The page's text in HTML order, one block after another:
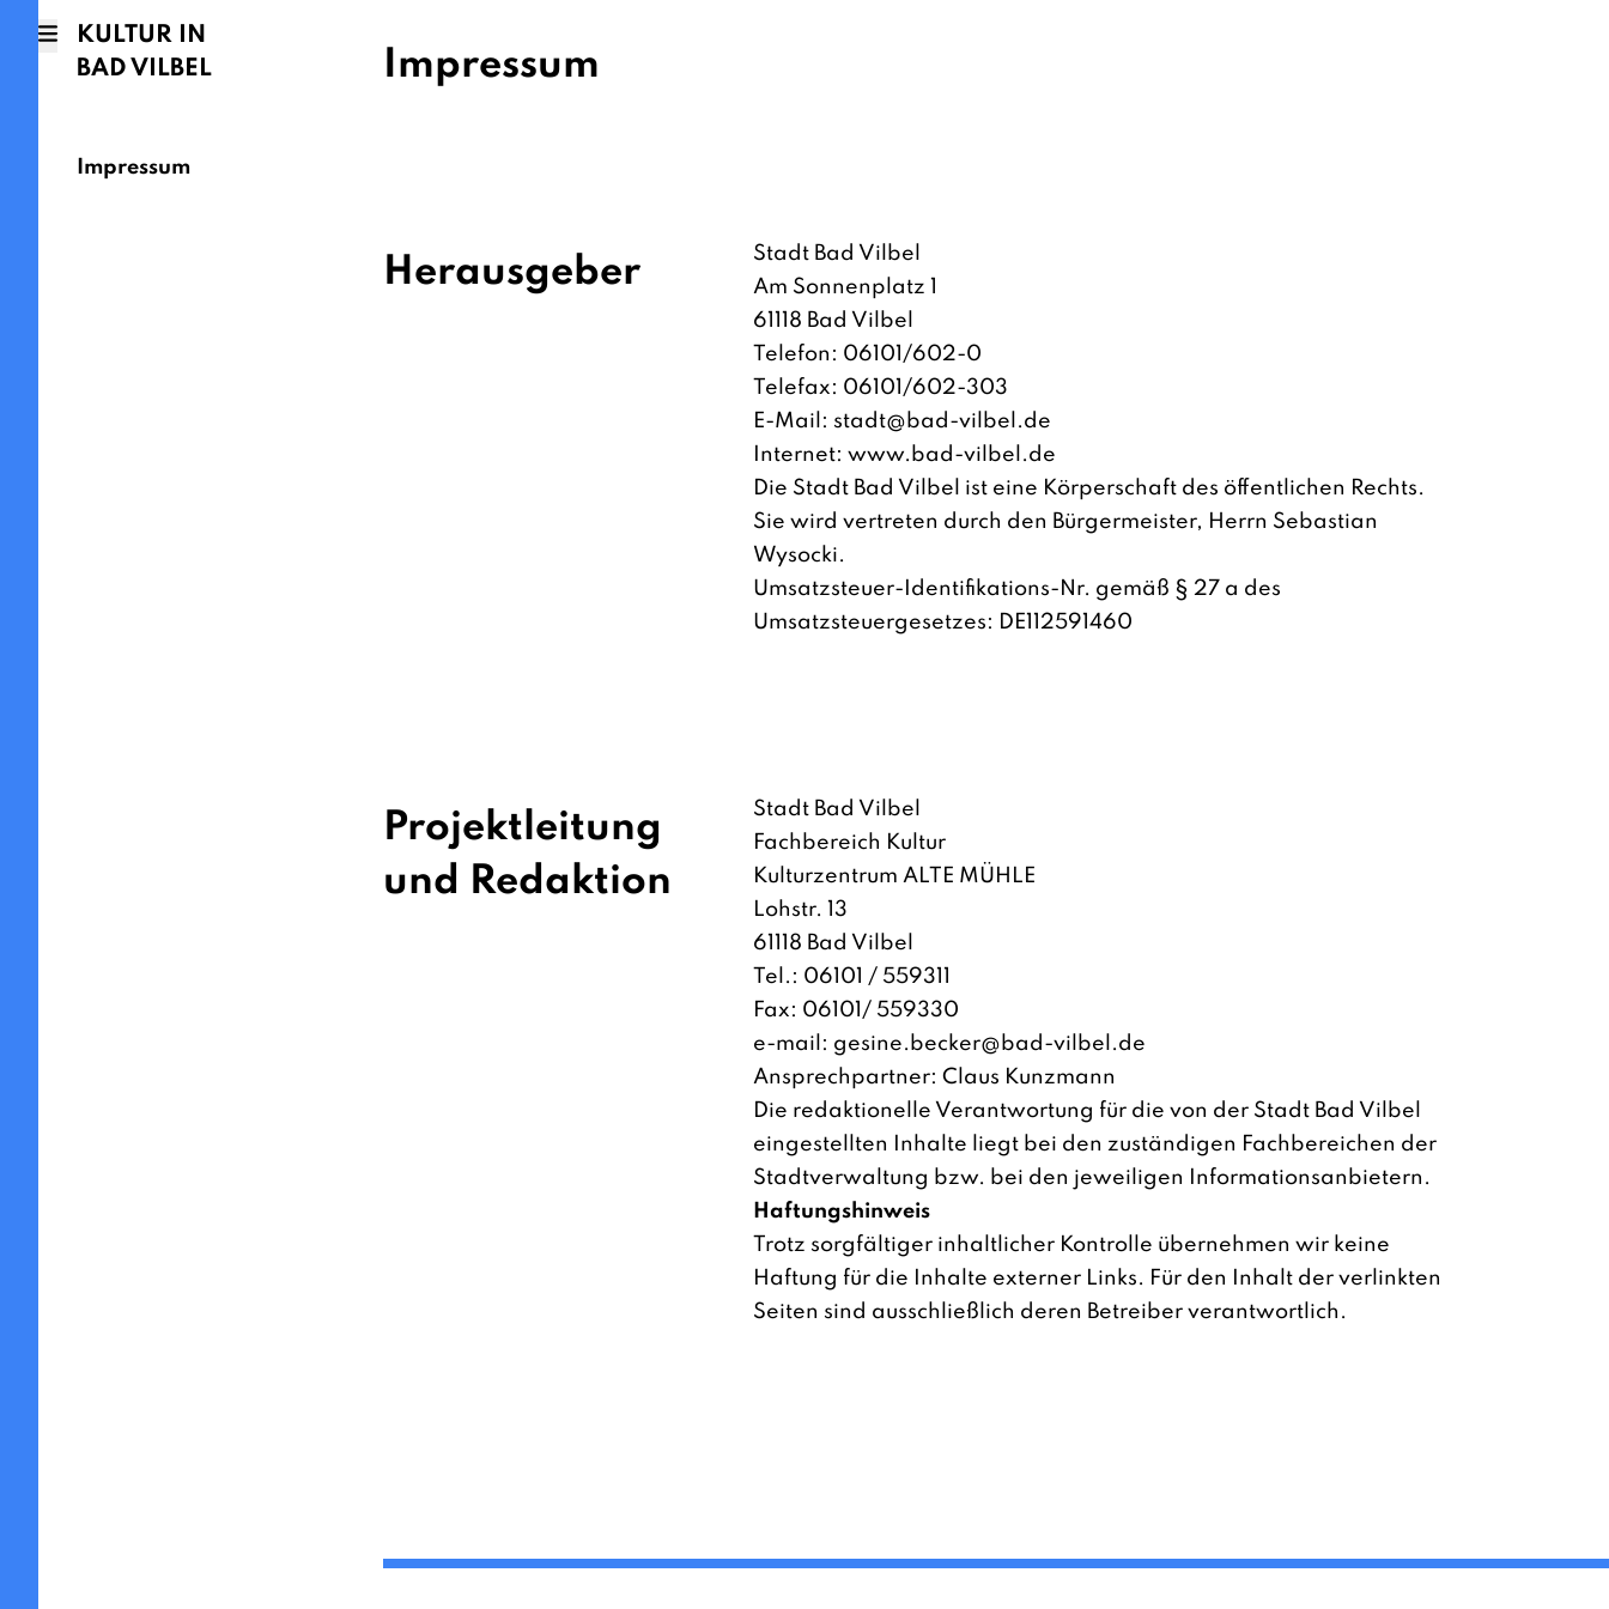
KULTUR IN
BAD VILBEL
Impressum
Impressum
Herausgeber
Stadt Bad Vilbel
Am Sonnenplatz 1
61118 Bad Vilbel
Telefon: 06101/602-0
Telefax: 06101/602-303
E-Mail: stadt@bad-vilbel.de
Internet: www.bad-vilbel.de
Die Stadt Bad Vilbel ist eine Körperschaft des öffentlichen Rechts.
Sie wird vertreten durch den Bürgermeister, Herrn Sebastian
Wysocki.
Umsatzsteuer-Identifikations-Nr. gemäß § 27 a des
Umsatzsteuergesetzes: DE112591460
Projektleitung
und Redaktion
Stadt Bad Vilbel
Fachbereich Kultur
Kulturzentrum ALTE MÜHLE
Lohstr. 13
61118 Bad Vilbel
Tel.: 06101 / 559311
Fax: 06101/ 559330
e-mail: gesine.becker@bad-vilbel.de
Ansprechpartner: Claus Kunzmann
Die redaktionelle Verantwortung für die von der Stadt Bad Vilbel
eingestellten Inhalte liegt bei den zuständigen Fachbereichen der
Stadtverwaltung bzw. bei den jeweiligen Informationsanbietern.
Haftungshinweis
Trotz sorgfältiger inhaltlicher Kontrolle übernehmen wir keine
Haftung für die Inhalte externer Links. Für den Inhalt der verlinkten
Seiten sind ausschließlich deren Betreiber verantwortlich.